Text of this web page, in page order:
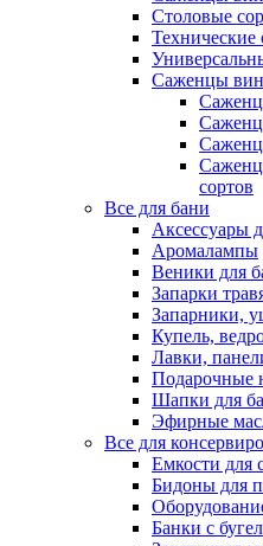
Столовые
Технические
Саженцы
сортов
Все для бани
Аксессуары
Аромалампы
Веники для
Запарки
Запарники,
Купель,
Лавки,
Подарочные
Шапки для
Эфирные
Все для
Емкости для
Бидоны для
Банки с